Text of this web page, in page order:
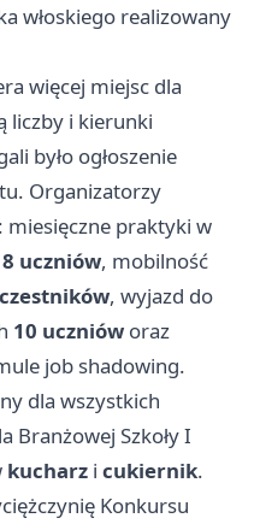
włoskiego realizowany
więcej miejsc dla
liczby i kierunki
było ogłoszenie
Organizatorzy
praktyki w
uczniów, mobilność
, wyjazd do
10 uczniów oraz
job shadowing.
dla wszystkich
Branżowej Szkoły I
kucharz i cukiernik.
Konkursu